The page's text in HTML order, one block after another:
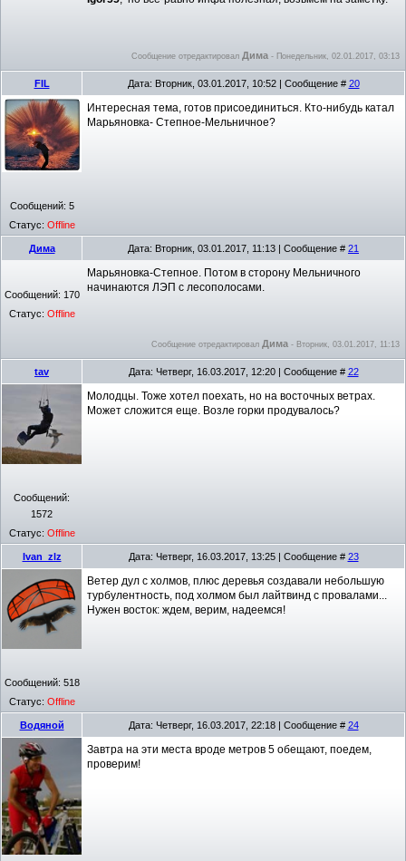
Сообщение отредактировал Дима - Понедельник, 02.01.2017, 03:13
FIL Дата: Вторник, 03.01.2017, 10:52 | Сообщение # 20
Сообщений: 5
Статус: Offline
Интересная тема, готов присоединиться. Кто-нибудь катал
Марьяновка- Степное-Мельничное?
Дима Дата: Вторник, 03.01.2017, 11:13 | Сообщение # 21
Сообщений: 170
Статус: Offline
Марьяновка-Степное. Потом в сторону Мельничного
начинаются ЛЭП с лесополосами.
Сообщение отредактировал Дима - Вторник, 03.01.2017, 11:13
tav Дата: Четверг, 16.03.2017, 12:20 | Сообщение # 22
Сообщений:
1572
Статус: Offline
Молодцы. Тоже хотел поехать, но на восточных ветрах.
Может сложится еще. Возле горки продувалось?
Ivan_zlz Дата: Четверг, 16.03.2017, 13:25 | Сообщение # 23
Сообщений: 518
Статус: Offline
Ветер дул с холмов, плюс деревья создавали небольшую
турбулентность, под холмом был лайтвинд с провалами...
Нужен восток: ждем, верим, надеемся!
Водяной Дата: Четверг, 16.03.2017, 22:18 | Сообщение # 24
Завтра на эти места вроде метров 5 обещают, поедем,
проверим!